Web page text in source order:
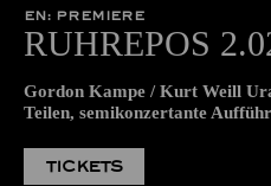
EN: PREMIERE
RUHREPOS
Gordon Kampe / Kurt Weill
Teilen, semikonzertante
TICKETS